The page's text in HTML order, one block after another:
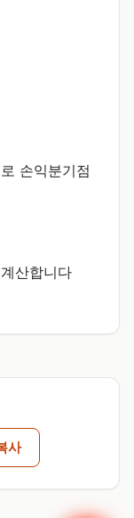
손익분기점
산합니다
사